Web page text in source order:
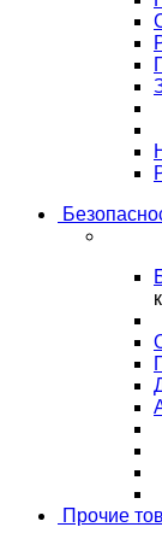
Прочие